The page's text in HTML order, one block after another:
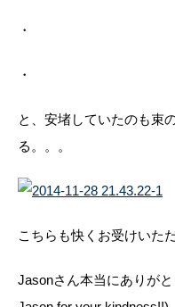
・
・
と、安堵していたのも束
る。。。
こちらも快くお受けいた
Jasonさん本当にありが